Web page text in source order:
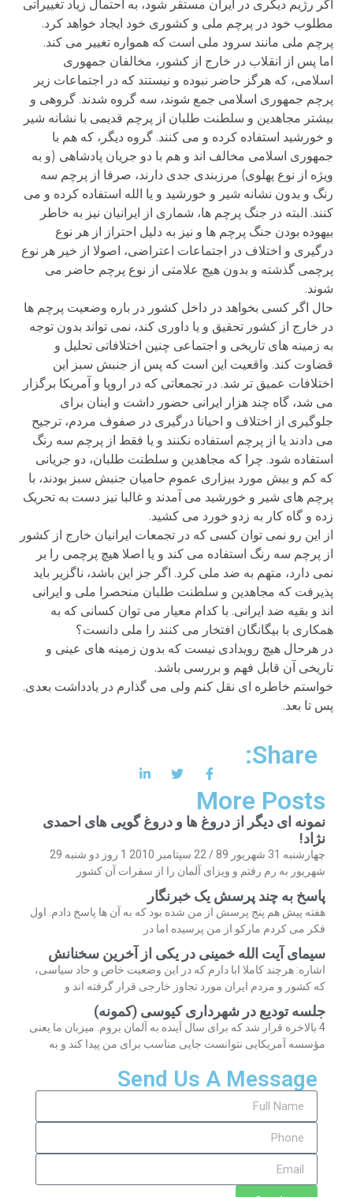
اگر رژیم دیگری در ایران مستقر شود، به احتمال زیاد تغییراتی
مطلوب خود در پرچم ملی و کشوری خود ایجاد خواهد کرد.
پرچم ملی مانند سرود ملی است که همواره تغییر می کند.
اما پس از انقلاب در خارج از کشور، مخالفان جمهوری
اسلامی، که هرگز حاضر نبوده و نیستند که در اجتماعات زیر
پرچم جمهوری اسلامی جمع شوند، سه گروه شدند. گروهی و
بیشتر مجاهدین و سلطنت طلبان از پرچم قدیمی با نشانه شیر
و خورشید استفاده کرده و می کنند. گروه دیگر، که هم با
جمهوری اسلامی مخالف اند و هم با دو جریان پادشاهی (و به
ویژه از نوع پهلوی) مرزبندی جدی دارند، صرفا از پرچم سه
رنگ و بدون نشانه شیر و خورشید و یا الله استفاده کرده و می
کنند. البته در جنگ پرچم ها، شماری از ایرانیان نیز به خاطر
بیهوده بودن جنگ پرچم ها و نیز به دلیل احتراز از هر نوع
درگیری و اختلاف در اجتماعات اعتراضی، اصولا از خیر هر نوع
پرچمی گذشته و بدون هیچ علامتی از نوع پرچم حاضر می
شوند.
حال اگر کسی بخواهد در داخل کشور در باره وضعیت پرچم ها
در خارج از کشور تحقیق و یا داوری کند، نمی تواند بدون توجه
به زمینه های تاریخی و اجتماعی چنین اختلافاتی تحلیل و
قضاوت کند. واقعیت این است که پس از جنبش سبز این
اختلافات عمیق تر شد. در تجمعاتی که در اروپا و آمریکا برگزار
می شد، گاه چند هزار ایرانی حضور داشت و اینان برای
جلوگیری از اختلاف و احیانا درگیری در صفوف مردم، ترجیح
می دادند یا از پرچم استفاده نکنند و یا فقط از پرچم سه رنگ
استفاده شود. چرا که مجاهدین و سلطنت طلبان، دو جریانی
که کم و بیش مورد بیزاری عموم حامیان جنبش سبز بودند، با
پرچم های شیر و خورشید می آمدند و غالبا نیز دست به تحریک
زده و گاه کار به زدو خورد می کشید.
از این رو نمی توان کسی که در تجمعات ایرانیان خارج از کشور
از پرچم سه رنگ استفاده می کند و یا اصلا هیچ پرچمی را بر
نمی دارد، متهم به ضد ملی کرد. اگر جز این باشد، ناگزیر باید
پذیرفت که مجاهدین و سلطنت طلبان منحصرا ملی و ایرانی
اند و بقیه ضد ایرانی. با کدام معیار می توان کسانی که به
همکاری با بیگانگان افتخار می کنند را ملی دانست؟
در هرحال هیچ رویدادی نیست که بدون زمینه های عینی و
تاریخی آن قابل فهم و بررسی باشد.
خواستم خاطره ای نقل کنم ولی می گذارم در یادداشت بعدی.
پس تا بعد.
Share:
More Posts
نمونه ای دیگر از دروغ ها و دروغ گویی های احمدی
نژاد!
چهارشنبه 31 شهریور 89 / 22 سپتامبر 2010 1 روز دو شنبه 29
شهریور به رم رفتم و ویزای آلمان را از سفرات آن کشور
پاسخ به چند پرسش یک خبرنگار
هفته پیش هم پنج پرسش از من شده بود که به آن ها پاسخ دادم. اول
فکر می کردم مارکو از من پرسیده اما در
سیمای آیت الله خمینی در یکی از آخرین سخنانش
اشاره: هرچند کاملا ابا دارم که در این وضعیت خاص و حاد سیاسی،
که کشور و مردم ایران مورد تجاوز خارجی قرار گرفته اند و
جلسه تودیع در شهرداری کیوسی (کمونه)
4 بالاخره قرار شد که برای سال آینده به آلمان بروم. میزبان ما یعنی
مؤسسه آمریکایی نتوانست جایی مناسب برای من پیدا کند و به
Send Us A Message